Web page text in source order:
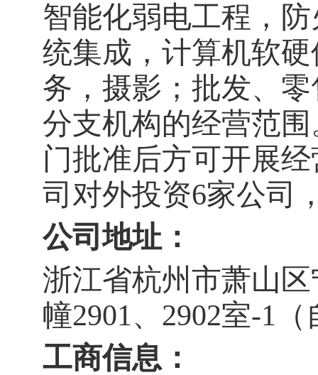
智能化弱电工程，
统集成，计算机软
务，摄影；批发、
分支机构的经营范
门批准后方可开展
司对外投资6家公司
公司地址：
浙江省杭州市萧山
幢2901、 2902室-1
工商信息：